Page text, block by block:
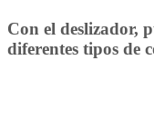
Con el deslizador,
diferentes tipos de